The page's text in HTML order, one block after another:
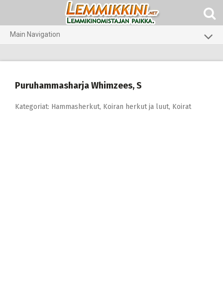
Main Navigation
Pieneläimet
Puruhammasharja Whimzees, S
Kategoriat: Hammasherkut, Koiran herkut ja luut, Koirat